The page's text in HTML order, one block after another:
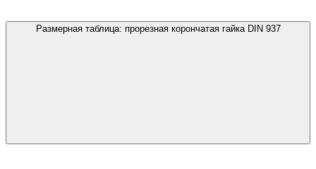
Размерная таблица: прорезная корончатая гайка DIN 937